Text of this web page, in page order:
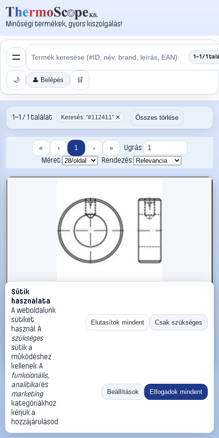
Minőségi termékek, gyors kiszolgálás!
1–1 / 1
🌙 👤 Belépés 🛒
1–1 / 1 találat Keresés: “#112411” ✕ Összes törlése
« ‹ 1 › »
Ugrás:
Méret:
Rendezés:
#112411
Állítógyűrűk M10 DIN 705 Acél 5 db TOOLCRAFT 112411
TOOLCRAFT Biztosítógyűrűk
17 990 Ft
Kosárba
«
Méret:
Rendezés:
©2026
ThermoScope
Cégbemutató
Sütik
használata
A weboldalunk
sütiket
használ. A
szükséges
sütik a
működéshez
kellenek. A
funkcionális,
analitikaiés
marketing
kategóriákhoz
kérjük a
hozzájárulásod.
Elutasítok mindent Csak szükséges
Beállítások Elfogadok mindent